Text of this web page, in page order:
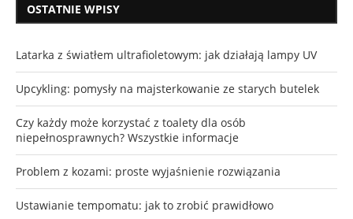
OSTATNIE WPISY
Latarka z światłem ultrafioletowym: jak działają lampy UV
Upcykling: pomysły na majsterkowanie ze starych butelek
Czy każdy może korzystać z toalety dla osób
niepełnosprawnych? Wszystkie informacje
Problem z kozami: proste wyjaśnienie rozwiązania
Ustawianie tempomatu: jak to zrobić prawidłowo